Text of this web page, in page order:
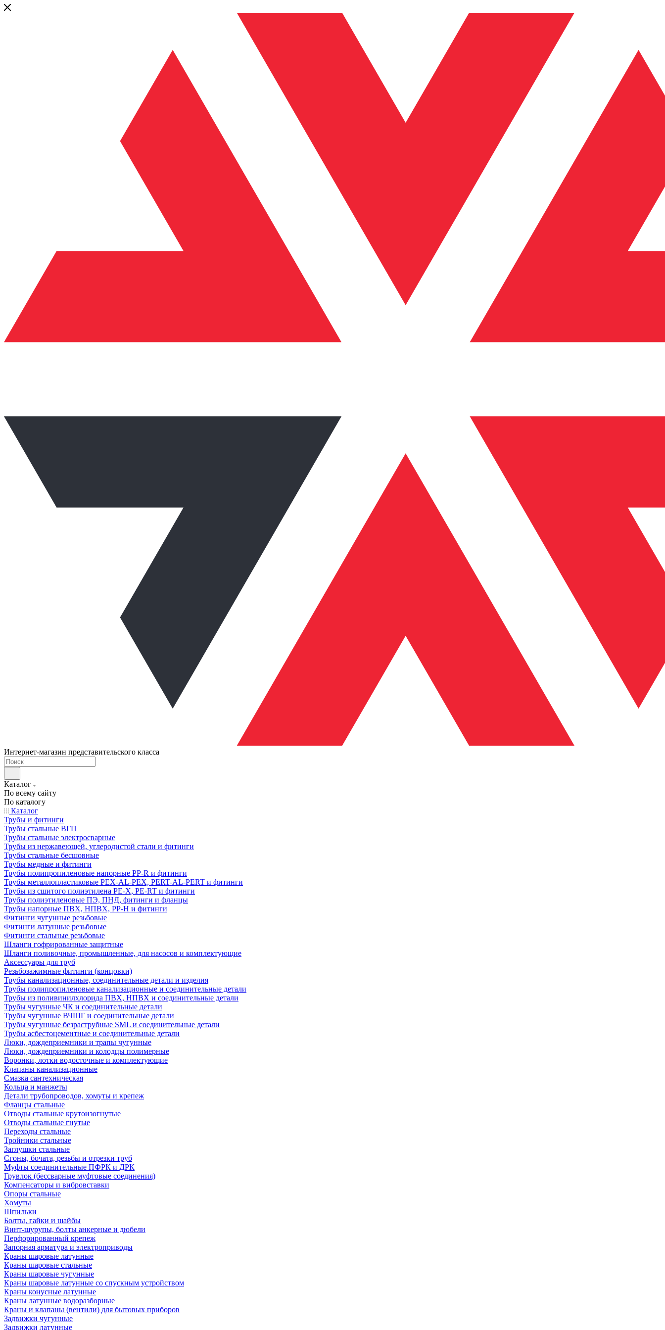
Интернет-магазин представительского класса
Каталог
По всему сайту
По каталогу
Каталог
Трубы и фитинги
Трубы стальные ВГП
Трубы стальные электросварные
Трубы из нержавеющей, углеродистой стали и фитинги
Трубы стальные бесшовные
Трубы медные и фитинги
Трубы полипропиленовые напорные PP-R и фитинги
Трубы металлопластиковые PEX-AL-PEX, PERT-AL-PERT и фитинги
Трубы из сшитого полиэтилена PE-X, PE-RT и фитинги
Трубы полиэтиленовые ПЭ, ПНД, фитинги и фланцы
Трубы напорные ПВХ, НПВХ, PP-H и фитинги
Фитинги чугунные резьбовые
Фитинги латунные резьбовые
Фитинги стальные резьбовые
Шланги гофрированные защитные
Шланги поливочные, промышленные, для насосов и комплектующие
Аксессуары для труб
Резьбозажимные фитинги (концовки)
Трубы канализационные, соединительные детали и изделия
Трубы полипропиленовые канализационные и соединительные детали
Трубы из поливинилхлорида ПВХ, НПВХ и соединительные детали
Трубы чугунные ЧК и соединительные детали
Трубы чугунные ВЧШГ и соединительные детали
Трубы чугунные безраструбные SML и соединительные детали
Трубы асбестоцементные и соединительные детали
Люки, дождеприемники и трапы чугунные
Люки, дождеприемники и колодцы полимерные
Воронки, лотки водосточные и комплектующие
Клапаны канализационные
Смазка сантехническая
Кольца и манжеты
Детали трубопроводов, хомуты и крепеж
Фланцы стальные
Отводы стальные крутоизогнутые
Отводы стальные гнутые
Переходы стальные
Тройники стальные
Заглушки стальные
Сгоны, бочата, резьбы и отрезки труб
Муфты соединительные ПФРК и ДРК
Грувлок (бессварные муфтовые соединения)
Компенсаторы и вибровставки
Опоры стальные
Хомуты
Шпильки
Болты, гайки и шайбы
Винт-шурупы, болты анкерные и дюбели
Перфорированный крепеж
Запорная арматура и электроприводы
Краны шаровые латунные
Краны шаровые стальные
Краны шаровые чугунные
Краны шаровые латунные со спускным устройством
Краны конусные латунные
Краны латунные водоразборные
Краны и клапаны (вентили) для бытовых приборов
Задвижки чугунные
Задвижки латунные